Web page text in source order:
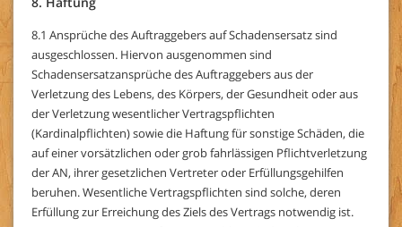
8.1 Ansprüche des Auftraggebers auf Schadensersatz sind
ausgeschlossen. Hiervon ausgenommen sind
Schadensersatzansprüche des Auftraggebers aus der
Verletzung des Lebens, des Körpers, der Gesundheit oder aus
der Verletzung wesentlicher Vertragspflichten
(Kardinalpflichten) sowie die Haftung für sonstige Schäden, die
auf einer vorsätzlichen oder grob fahrlässigen Pflichtverletzung
der AN, ihrer gesetzlichen Vertreter oder Erfüllungsgehilfen
beruhen. Wesentliche Vertragspflichten sind solche, deren
Erfüllung zur Erreichung des Ziels des Vertrags notwendig ist.